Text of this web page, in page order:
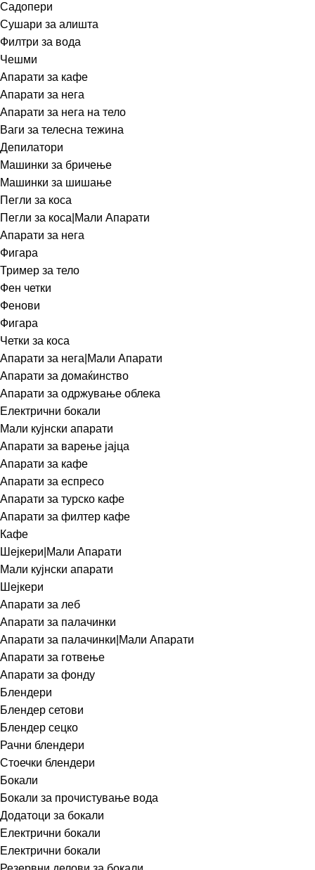
Садопери
Сушари за алишта
Филтри за вода
Чешми
Апарати за кафе
Апарати за нега
Апарати за нега на тело
Ваги за телесна тежина
Депилатори
Машинки за бричење
Машинки за шишање
Пегли за коса
Пегли за коса|Мали Апарати
Апарати за нега
Фигара
Тример за тело
Фен четки
Фенови
Фигара
Четки за коса
Апарати за нега|Мали Апарати
Апарати за домаќинство
Апарати за одржување облека
Електрични бокали
Мали кујнски апарати
Апарати за варење јајца
Апарати за кафе
Апарати за еспресо
Апарати за турско кафе
Апарати за филтер кафе
Кафе
Шејкери|Мали Апарати
Мали кујнски апарати
Шејкери
Апарати за леб
Апарати за палачинки
Апарати за палачинки|Мали Апарати
Апарати за готвење
Апарати за фонду
Блендери
Блендер сетови
Блендер сецко
Рачни блендери
Стоечки блендери
Бокали
Бокали за прочистување вода
Додатоци за бокали
Електрични бокали
Електрични бокали